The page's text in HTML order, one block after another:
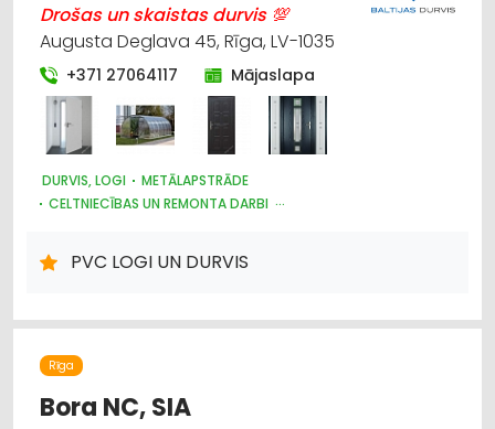
Drošas un skaistas durvis 💯
Augusta Deglava 45, Rīga, LV-1035
+371 27064117 Mājaslapa
DURVIS, LOGI
METĀLAPSTRĀDE
CELTNIECĪBAS UN REMONTA DARBI
KRĀSNIS UN KAMĪNI
INTERNETVEIKALI, E-KOMERCIJA
PVC LOGI UN DURVIS
Rīga
Bora NC, SIA